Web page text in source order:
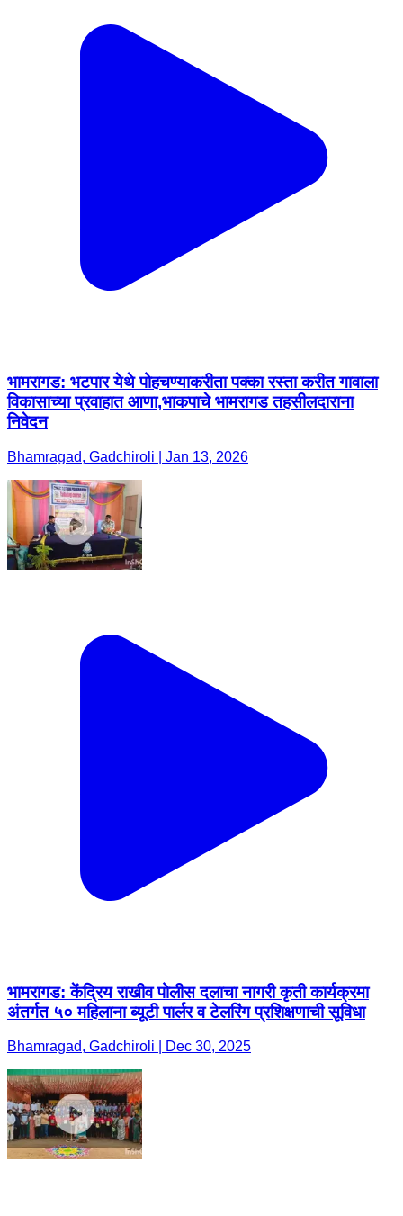
भामरागड: भटपार येथे पोहचण्याकरीता पक्का रस्ता करीत गावाला
विकासाच्या प्रवाहात आणा,भाकपाचे भामरागड तहसीलदाराना
निवेदन
Bhamragad, Gadchiroli | Jan 13, 2026
भामरागड: केंद्रिय राखीव पोलीस दलाचा नागरी कृती कार्यक्रमा
अंतर्गत ५० महिलाना ब्यूटी पार्लर व टेलरिंग प्रशिक्षणाची सूविधा
Bhamragad, Gadchiroli | Dec 30, 2025